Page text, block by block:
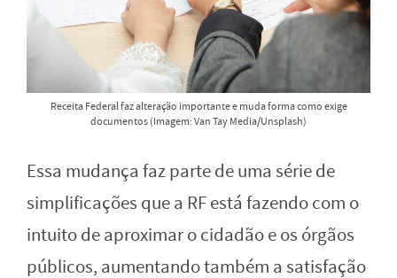
Receita Federal faz alteração importante e muda forma como exige
documentos (Imagem: Van Tay Media/Unsplash)
Essa mudança faz parte de uma série de
simplificações que a RF está fazendo com o
intuito de aproximar o cidadão e os órgãos
públicos, aumentando também a satisfação